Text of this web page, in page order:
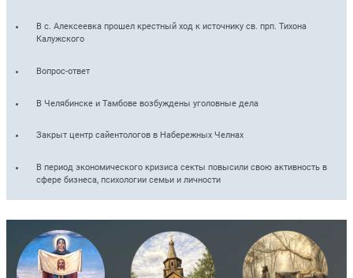
В с. Алексеевка прошел крестный ход к источнику св. прп. Тихона
Калужского
Вопрос-ответ
В Челябинске и Тамбове возбуждены уголовные дела
Закрыт центр сайентологов в Набережных Челнах
В период экономического кризиса секты повысили свою активность в
сфере бизнеса, психологии семьи и личности